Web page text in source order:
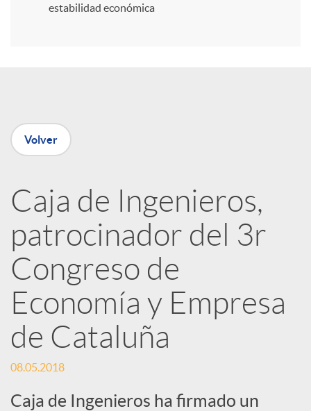
n
e
d
e
s
S
estabilidad económica
Volver
Caja de Ingenieros,
patrocinador del 3r
Congreso de
Economía y Empresa
de Cataluña
08.05.2018
Caja de Ingenieros ha firmado un